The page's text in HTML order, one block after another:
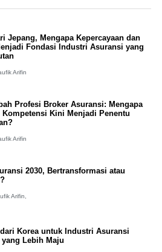
Jepang, Mengapa Kepercayaan dan
Fondasi Industri Asuransi yang
Arifin
Profesi Broker Asuransi: Mengapa
Kini Menjadi Penentu
Arifin
2030, Bertransformasi atau
Arifin,
Korea untuk Industri Asuransi
yang Lebih Maju